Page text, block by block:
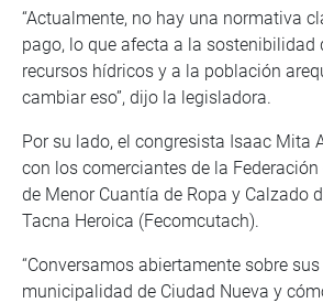
“Actualmente, no hay una normativa
pago, lo que afecta a la sostenibilidad
recursos hídricos y a la población
cambiar eso”, dijo la legisladora.
Por su lado, el congresista Isaac Mita
con los comerciantes de la
de Menor Cuantía de Ropa y Calzado
Tacna Heroica (Fecomcutach).
“Conversamos abiertamente sobre
municipalidad de Ciudad Nueva y